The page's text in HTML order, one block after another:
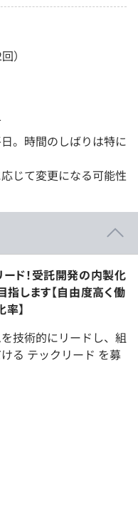
）
。時間のしばりは特に
じて変更になる可能性
ド！受託開発の内製化
します【自由度高く働
】
技術的にリードし、組
る テックリード を募